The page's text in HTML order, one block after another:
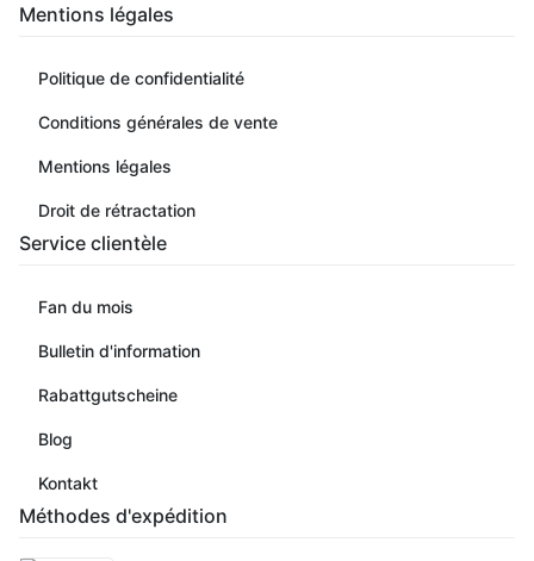
Mentions légales
Politique de confidentialité
Conditions générales de vente
Mentions légales
Droit de rétractation
Service clientèle
Fan du mois
Bulletin d'information
Rabattgutscheine
Blog
Kontakt
Méthodes d'expédition